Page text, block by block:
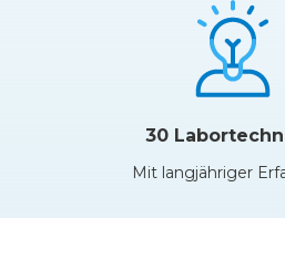
30
Mit langjähriger